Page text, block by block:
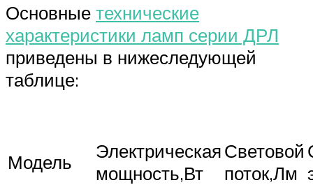
Основные технические
характеристики ламп серии ДРЛ
приведены в нижеследующей
таблице:
Модель
Электрическая
мощность,Вт
Световой
поток,Лм